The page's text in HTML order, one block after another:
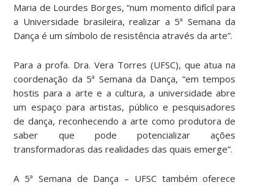
Maria de Lourdes Borges, “num momento difícil para
a Universidade brasileira, realizar a 5ª Semana da
Dança é um símbolo de resistência através da arte”.
Para a profa. Dra. Vera Torres (UFSC), que atua na
coordenação da 5ª Semana da Dança, “em tempos
hostis para a arte e a cultura, a universidade abre
um espaço para artistas, público e pesquisadores
de dança, reconhecendo a arte como produtora de
saber que pode potencializar ações
transformadoras das realidades das quais emerge”.
A 5ª Semana de Dança – UFSC também oferece